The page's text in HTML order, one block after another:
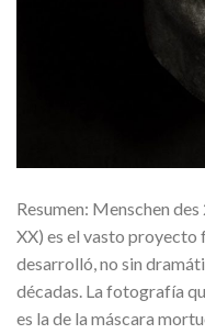
Resumen: Menschen
XX) es el vasto
desarrolló, no sin
décadas. La fotografía
es la de la máscara